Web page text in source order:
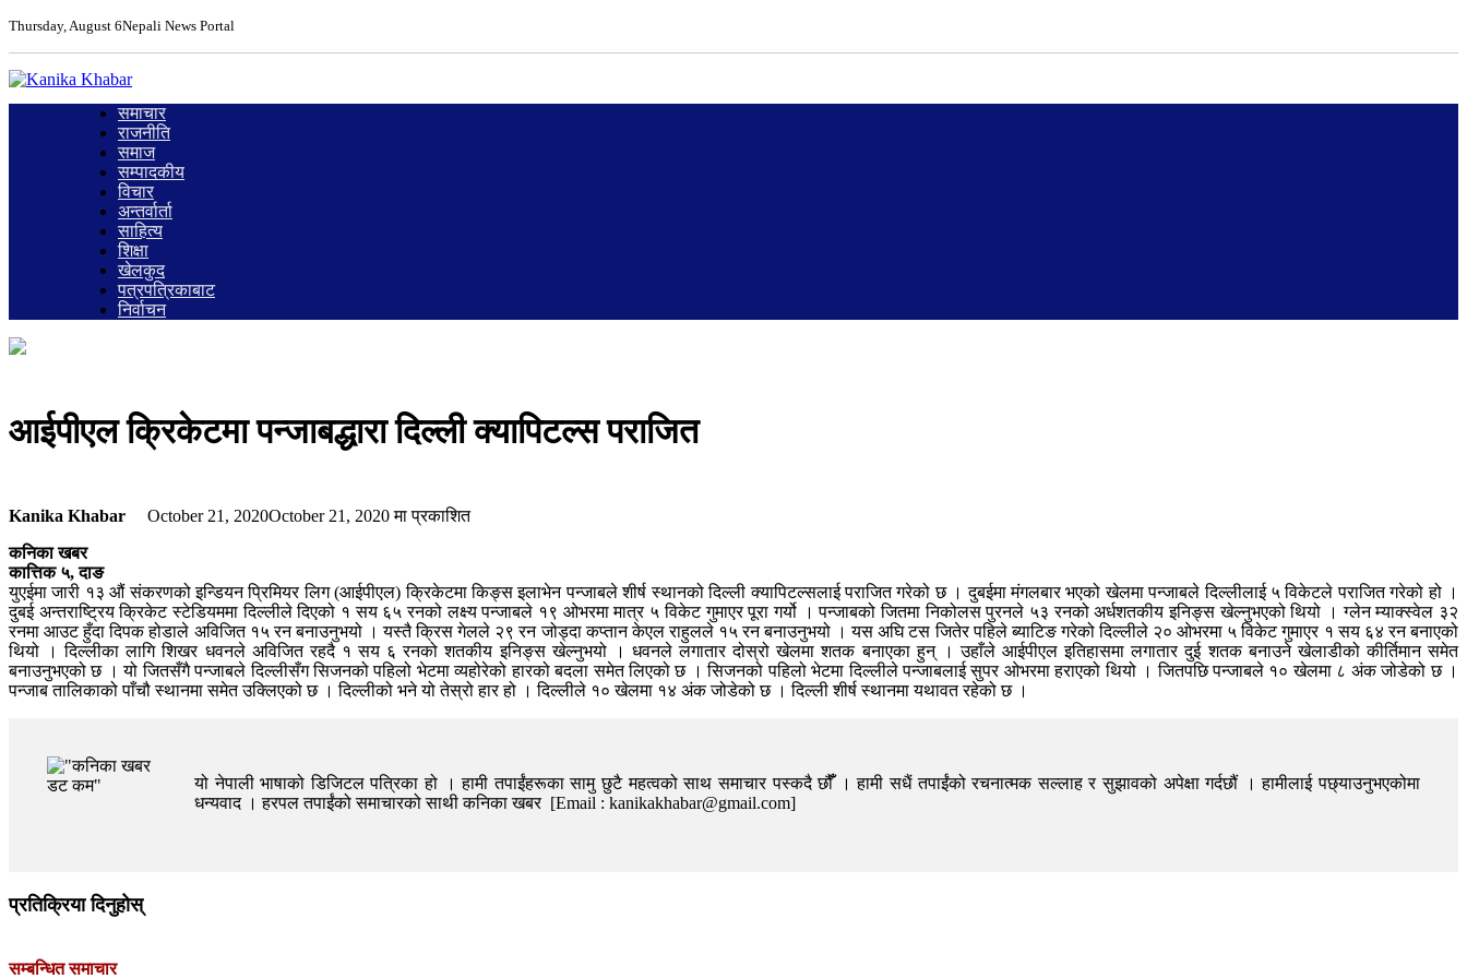
Thursday, August 6Nepali News Portal
समाचार
राजनीति
समाज
सम्पादकीय
विचार
अन्तर्वार्ता
साहित्य
शिक्षा
खेलकुद
पत्रपत्रिकाबाट
निर्वाचन
आईपीएल क्रिकेटमा पन्जाबद्धारा दिल्ली क्यापिटल्स पराजित
Kanika Khabar October 21, 2020October 21, 2020मा प्रकाशित
कनिका खबर
कात्तिक ५, दाङ
युएईमा जारी १३ औं संकरणको इन्डियन प्रिमियर लिग (आईपीएल) क्रिकेटमा किङ्स इलाभेन पन्जाबले शीर्ष स्थानको दिल्ली क्यापिटल्सलाई पराजित गरेको छ । दुबईमा मंगलबार भएको खेलमा पन्जाबले दिल्लीलाई ५ विकेटले पराजित गरेको हो ।
दुबई अन्तराष्ट्रिय क्रिकेट स्टेडियममा दिल्लीले दिएको १ सय ६५ रनको लक्ष्य पन्जाबले १९ ओभरमा मात्र ५ विकेट गुमाएर पूरा गर्यो । पन्जाबको जितमा निकोलस पुरनले ५३ रनको अर्धशतकीय इनिङ्स खेल्नुभएको थियो । ग्लेन म्याक्स्वेल ३२
रनमा आउट हुँदा दिपक होडाले अविजित १५ रन बनाउनुभयो । यस्तै क्रिस गेलले २९ रन जोड्दा कप्तान केएल राहुलले १५ रन बनाउनुभयो । यस अघि टस जितेर पहिले ब्याटिङ गरेको दिल्लीले २० ओभरमा ५ विकेट गुमाएर १ सय ६४ रन बनाएको
थियो । दिल्लीका लागि शिखर धवनले अविजित रहदै १ सय ६ रनको शतकीय इनिङ्स खेल्नुभयो । धवनले लगातार दोस्रो खेलमा शतक बनाएका हुन् । उहाँले आईपीएल इतिहासमा लगातार दुई शतक बनाउने खेलाडीको कीर्तिमान समेत
बनाउनुभएको छ । यो जितसँगै पन्जाबले दिल्लीसँग सिजनको पहिलो भेटमा व्यहोरेको हारको बदला समेत लिएको छ । सिजनको पहिलो भेटमा दिल्लीले पन्जाबलाई सुपर ओभरमा हराएको थियो । जितपछि पन्जाबले १० खेलमा ८ अंक जोडेको छ ।
पन्जाब तालिकाको पाँचौ स्थानमा समेत उक्लिएको छ । दिल्लीको भने यो तेस्रो हार हो । दिल्लीले १० खेलमा १४ अंक जोडेको छ । दिल्ली शीर्ष स्थानमा यथावत रहेको छ ।
यो नेपाली भाषाको डिजिटल पत्रिका हो । हामी तपाईंहरूका सामु छुटै महत्वको साथ समाचार पस्कदै छौँँ । हामी सधैं तपाईंको रचनात्मक सल्लाह र सुझावको अपेक्षा गर्दछौं । हामीलाई पछ्याउनुभएकोमा
धन्यवाद । हरपल तपाईंको समाचारको साथी कनिका खबर [Email : kanikakhabar@gmail.com]
प्रतिक्रिया दिनुहोस्
सम्बन्धित समाचार